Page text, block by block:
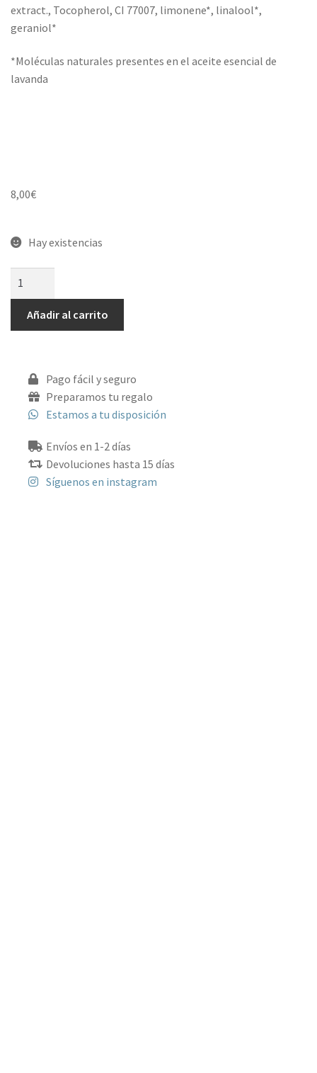
extract., Tocopherol, CI 77007, limonene*, linalool*,
geraniol*
*Moléculas naturales presentes en el aceite esencial de
lavanda
8,00€
Hay existencias
Añadir al carrito
Pago fácil y seguro
Preparamos tu regalo
Estamos a tu disposición
Envíos en 1-2 días
Devoluciones hasta 15 días
Síguenos en instagram